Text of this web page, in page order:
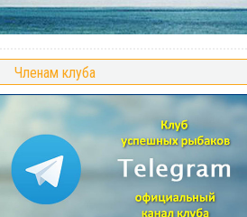
Членам клуба